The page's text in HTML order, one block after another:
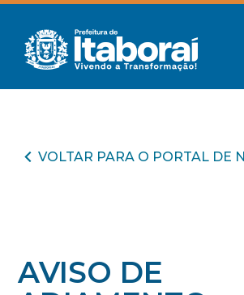
VOLTAR PARA O PORTAL DE
AVISO DE